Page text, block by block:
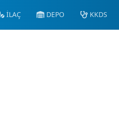
İLAÇ DEPO KKDS